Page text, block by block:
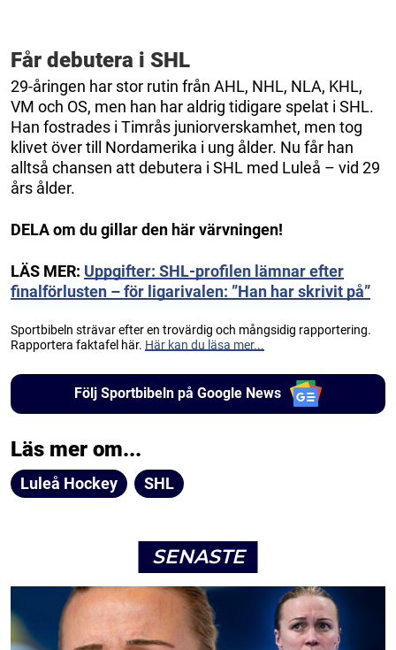
Får debutera i SHL
29-åringen har stor rutin från AHL, NHL, NLA, KHL,
VM och OS, men han har aldrig tidigare spelat i SHL.
Han fostrades i Timrås juniorverskamhet, men tog
klivet över till Nordamerika i ung ålder. Nu får han
alltså chansen att debutera i SHL med Luleå – vid 29
års ålder.
DELA om du gillar den här värvningen!
LÄS MER: Uppgifter: SHL-profilen lämnar efter
finalförlusten – för ligarivalen: ”Han har skrivit på”
Sportbibeln strävar efter en trovärdig och mångsidig rapportering.
Rapportera faktafel här. Här kan du läsa mer...
Följ Sportbibeln på Google News
Läs mer om...
Luleå Hockey SHL
SENASTE